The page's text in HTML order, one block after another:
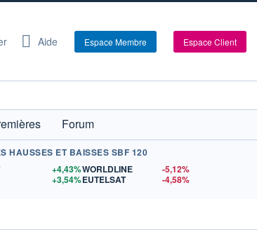
Aide Espace Membre Espace Client
Forum
HAUSSES ET BAISSES SBF 120
+4,43%
+3,54%
WORLDLINE
-5,12%
EUTELSAT
-4,58%